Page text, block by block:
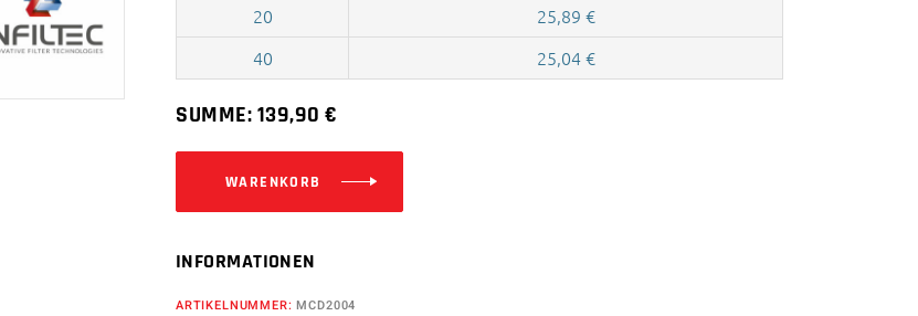
20
25,89 €
40
25,04€
SUMME:139,90 €
WARENKORB
INFORMATIONEN
ARTIKELNUMMER:MCD2004